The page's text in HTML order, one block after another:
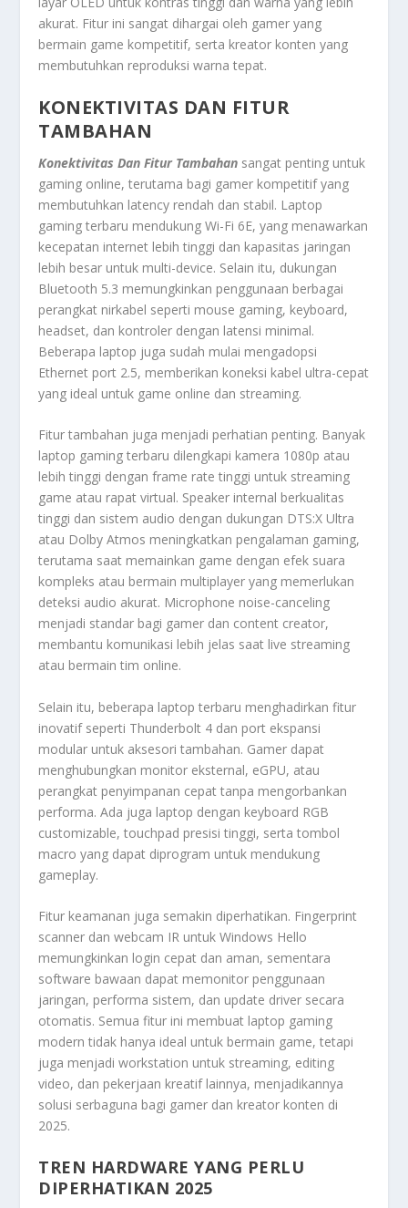
akurat. Fitur ini sangat dihargai oleh gamer yang
bermain game kompetitif, serta kreator konten yang
membutuhkan reproduksi warna tepat.
KONEKTIVITAS DAN FITUR
TAMBAHAN
Konektivitas Dan Fitur Tambahan sangat penting untuk
gaming online, terutama bagi gamer kompetitif yang
membutuhkan latency rendah dan stabil. Laptop
gaming terbaru mendukung Wi-Fi 6E, yang menawarkan
kecepatan internet lebih tinggi dan kapasitas jaringan
lebih besar untuk multi-device. Selain itu, dukungan
Bluetooth 5.3 memungkinkan penggunaan berbagai
perangkat nirkabel seperti mouse gaming, keyboard,
headset, dan kontroler dengan latensi minimal.
Beberapa laptop juga sudah mulai mengadopsi
Ethernet port 2.5, memberikan koneksi kabel ultra-cepat
yang ideal untuk game online dan streaming.
Fitur tambahan juga menjadi perhatian penting. Banyak
laptop gaming terbaru dilengkapi kamera 1080p atau
lebih tinggi dengan frame rate tinggi untuk streaming
game atau rapat virtual. Speaker internal berkualitas
tinggi dan sistem audio dengan dukungan DTS:X Ultra
atau Dolby Atmos meningkatkan pengalaman gaming,
terutama saat memainkan game dengan efek suara
kompleks atau bermain multiplayer yang memerlukan
deteksi audio akurat. Microphone noise-canceling
menjadi standar bagi gamer dan content creator,
membantu komunikasi lebih jelas saat live streaming
atau bermain tim online.
Selain itu, beberapa laptop terbaru menghadirkan fitur
inovatif seperti Thunderbolt 4 dan port ekspansi
modular untuk aksesori tambahan. Gamer dapat
menghubungkan monitor eksternal, eGPU, atau
perangkat penyimpanan cepat tanpa mengorbankan
performa. Ada juga laptop dengan keyboard RGB
customizable, touchpad presisi tinggi, serta tombol
macro yang dapat diprogram untuk mendukung
gameplay.
Fitur keamanan juga semakin diperhatikan. Fingerprint
scanner dan webcam IR untuk Windows Hello
memungkinkan login cepat dan aman, sementara
software bawaan dapat memonitor penggunaan
jaringan, performa sistem, dan update driver secara
otomatis. Semua fitur ini membuat laptop gaming
modern tidak hanya ideal untuk bermain game, tetapi
juga menjadi workstation untuk streaming, editing
video, dan pekerjaan kreatif lainnya, menjadikannya
solusi serbaguna bagi gamer dan kreator konten di
2025.
TREN HARDWARE YANG PERLU
DIPERHATIKAN 2025